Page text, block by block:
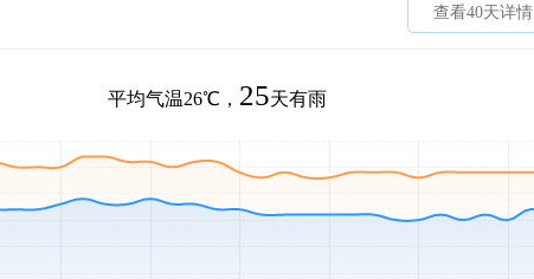
查看40天详情
平均气温26℃， 25天有雨